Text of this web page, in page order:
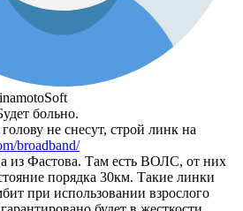
больно.
не снесут, строй линк на
broadband/
а из Фастова. Там есть ВОЛС, от них
порядка 30км. Такие линки
при использовании взрослого